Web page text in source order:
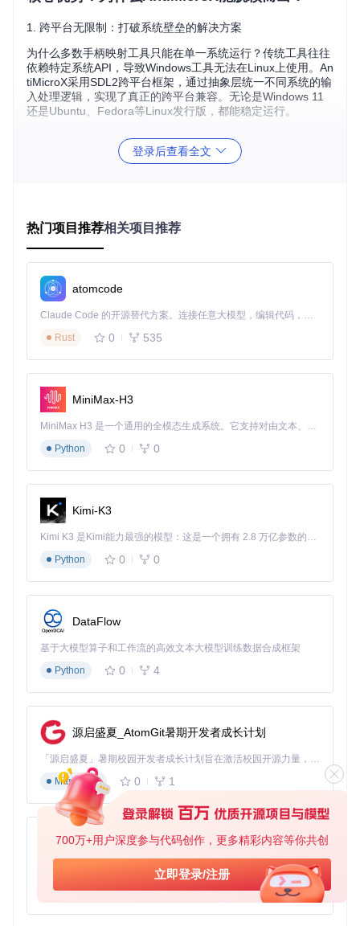
700万+用户深度参与代码创作，更多精彩内容等你共创
立即登录/注册
1. 跨平台无限制：打破系统壁垒的解决方案
为什么多数手柄映射工具只能在单一系统运行？传统工具往往
依赖特定系统API，导致Windows工具无法在Linux上使用。An
tiMicroX采用SDL2跨平台框架，通过抽象层统一不同系统的输
入处理逻辑，实现了真正的跨平台兼容。无论是Windows 11
还是Ubuntu、Fedora等Linux发行版，都能稳定运行。
> 核心逻辑：通过SDL2抽象层屏蔽系统差异，统一输入事件处理流程
2. 零延迟映射：底层技术决定响应速度
接使用uinput（Linux）和XTest技术，就像直接给系统递纸
条，跳过中间环节。实测显示，其按键响应延迟仅为8ms，比
同类工具平均降低62%，甚至优于部分原生手柄支持的游戏。
3. 智能配置管理：游戏识别与自动切换
每次换游戏都要重新配置按键？AntiMicroX的自动配置功能解
件。例如启动《CS:GO》时切换到射击模式，打开《文明6》
新手闯关：3步安装与基础配置
第一关：安装部署（难度：★☆☆）
加到系统PATH"选项。Linux用户推荐Flatpak安装方式：
# 安装命令
flatpak install flathub io.github.antimicrox.antimicrox
# 启动程序
⚠️注意：Linux用户需确保当前用户属于input组，否则可能无
法识别手柄：
sudo usermod -aG input
检查点：启动后在顶部下拉菜单能看到手柄名称，说明安装成
第二关：基础映射（难度：★★☆）
1️⃣ 选择手柄：在顶部下拉菜单选择已连接的手柄 2️⃣ 按键映
射：点击界面上的按钮（如"A键"），然后按键盘对应按键 3️⃣
摇杆配置：点击"Stick1"区域，移动鼠标设置方向控制 4️⃣ 保存
登录后查看全文
热门项目推荐相关项目推荐
atomcode
Claude Code 的开源替代方案。连接任意大模型，编辑代码，运行命令，自动验证 — 全自动执行。用 Rust 构建，极致性能。 ｜ An open-source alternative to Claude Code. Connect any LLM, edit code, run commands, and verify changes — autonomously. Built in Rust for speed. Get Started
Rust
0 535
MiniMax-H3
MiniMax H3 是一个通用的全模态生成系统。它支持对由文本、图像、视频和音频组成的多模态上下文进行统一理解，并能生成分辨率高达 2K、时长可达 15 秒的带原生立体声音频的视频。得益于面向任务泛化的系统设计，H3 在预训练阶段就已具备广泛的多模态上下文理解与生成能力，能够出色地执行复杂的多模态指令。
Python
0 0
Kimi-K3
Kimi K3 是Kimi能力最强的模型：这是一个拥有 2.8 万亿参数的混合专家（MoE）模型，具备原生视觉理解能力，并支持 100 万 token 的上下文窗口。
Python
0 0
DataFlow
基于大模型算子和工作流的高效文本大模型训练数据合成框架
Python
0 4
源启盛夏_AtomGit暑期开发者成长计划
「源启盛夏」暑期校园开发者成长计划旨在激活校园开源力量，通过积分激励、认证扶持、资源倾斜等形式，引导高校组织和开发者完成「入驻 — 建项目 — 做贡献 — 获认证 — 得资源」的完整闭环。无论你是想带领社团入驻平台的组织者，还是希望用代码贡献证明自己的开发者，都能在这里找到属于你的成长路径。
Markdown
0 1
py-xiaozhi
基于Python的Xiaozhi AI，适用于想要完整Xiaozhi体验而无需拥有专用硬件的用户。
Python
0 1